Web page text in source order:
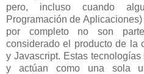
pero, incluso cuando
Programación de
por completo no son
considerado el producto de la
y Javascript. Estas
y actúan como una sola